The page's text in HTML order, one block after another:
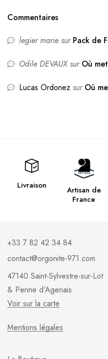
Commentaires
legier marie sur Pack de
Odile DEVAUXsur Où
Lucas Ordonez sur Où
Livraison
Artisan de
France
+33 7 82 42 34 84
contact@orgonite-971.com
47140 Saint-Sylvestre-sur-Lot
& Penne d'Agenais
Voir sur la carte
Mentions légales